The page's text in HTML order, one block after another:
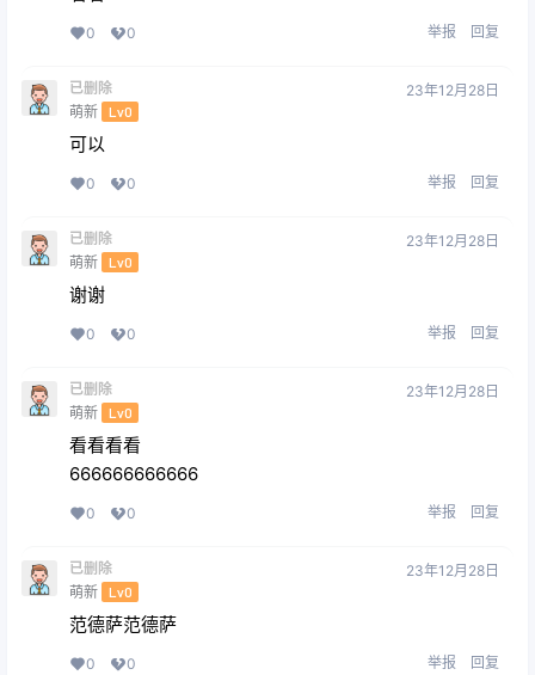
0 0 举报 回复
已删除
萌新 Lv0
23年12月28日
可以
0 0 举报 回复
已删除
萌新 Lv0
23年12月28日
谢谢
0 0 举报 回复
已删除
萌新 Lv0
23年12月28日
看看看看
666666666666
0 0 举报 回复
已删除
萌新 Lv0
23年12月28日
范德萨范德萨
0 0 举报 回复